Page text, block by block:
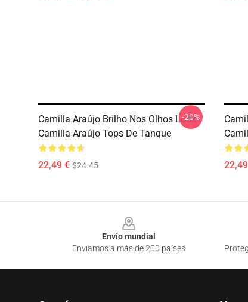
Camilla Araújo Brilho Nos Olhos Look
Camilla Araújo Tops De Tanque
22,49 € $24.45
-20%
Envío mundial
Enviamos a más de 200 países